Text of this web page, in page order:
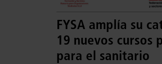
FYSA amplía su
19 nuevos cursos
para el sanitario